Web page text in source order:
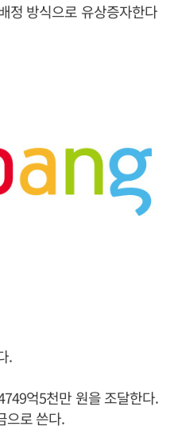
정 방식으로 유상증자한다
.
억5천만 원을 조달한다.
으로 쓴다.